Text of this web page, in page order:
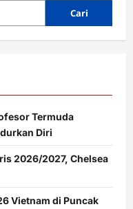
Cari
Termuda
Diri
2026/2027, Chelsea
Vietnam di Puncak